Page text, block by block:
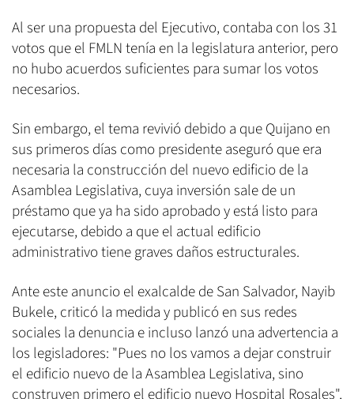
Al ser una propuesta del Ejecutivo, contaba con los 31
votos que el FMLN tenía en la legislatura anterior, pero
no hubo acuerdos suficientes para sumar los votos
necesarios.
Sin embargo, el tema revivió debido a que Quijano en
sus primeros días como presidente aseguró que era
necesaria la construcción del nuevo edificio de la
Asamblea Legislativa, cuya inversión sale de un
préstamo que ya ha sido aprobado y está listo para
ejecutarse, debido a que el actual edificio
administrativo tiene graves daños estructurales.
Ante este anuncio el exalcalde de San Salvador, Nayib
Bukele, criticó la medida y publicó en sus redes
sociales la denuncia e incluso lanzó una advertencia a
los legisladores: "Pues no los vamos a dejar construir
el edificio nuevo de la Asamblea Legislativa, sino
construyen primero el edificio nuevo Hospital Rosales",